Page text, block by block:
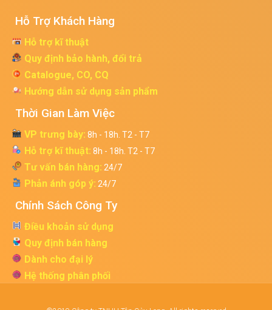
Hỗ Trợ Khách Hàng
Hỗ trợ kĩ thuật
Quy định bảo hành, đổi trả
Catalogue, CO, CQ
Hướng dẫn sử dụng sản phẩm
Thời Gian Làm Việc
VP trưng bày: 8h - 18h. T2 - T7
Hỗ trợ kĩ thuật: 8h - 18h. T2 - T7
Tư vấn bán hàng: 24/7
Phản ánh góp ý: 24/7
Chính Sách Công Ty
Điều khoản sử dụng
Quy định bán hàng
Dành cho đại lý
Hệ thống phân phối